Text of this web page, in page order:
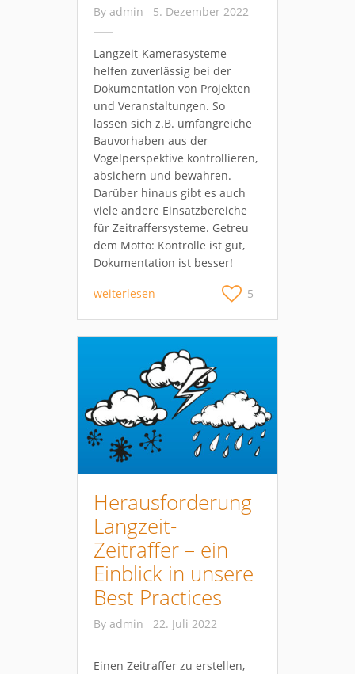
By admin 5. Dezember 2022
Langzeit-Kamerasysteme
helfen zuverlässig bei der
Dokumentation von Projekten
und Veranstaltungen. So
lassen sich z.B. umfangreiche
Bauvorhaben aus der
Vogelperspektive kontrollieren,
absichern und bewahren.
Darüber hinaus gibt es auch
viele andere Einsatzbereiche
für Zeitraffersysteme. Getreu
dem Motto: Kontrolle ist gut,
Dokumentation ist besser!
weiterlesen 5
Herausforderung
Langzeit-
Zeitraffer – ein
Einblick in unsere
Best Practices
By admin 22. Juli 2022
Einen Zeitraffer zu erstellen,